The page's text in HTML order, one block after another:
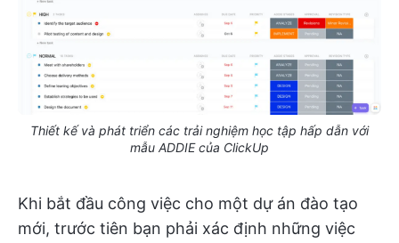
Thiết kế và phát triển các trải nghiệm học tập hấp dẫn với
mẫu ADDIE của ClickUp
Khi bắt đầu công việc cho một dự án đào tạo
mới, trước tiên bạn phải xác định những việc